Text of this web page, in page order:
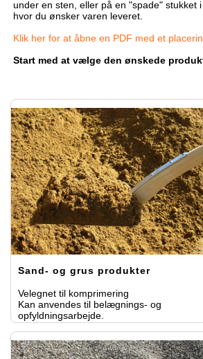
under en sten, eller på en "spade" stukket
hvor du ønsker varen leveret.
Klik her for at åbne en PDF med et
Start med at vælge den ønskede
Sand- og grus produkter
Velegnet til komprimering
Kan anvendes til belægnings- og
opfyldningsarbejde.